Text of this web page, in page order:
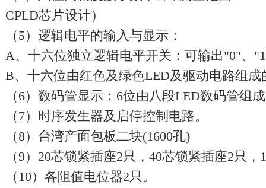
CPLD芯片设计）
（5）逻辑电平的输入与显示：
A、十六位独立逻辑电平开关：可输出"0"、
B、十六位由红色及绿色LED及驱动电路组
（6）数码管显示：6位由八段LED数码管组
（7）时序发生器及启停控制电路。
（8）台湾产面包板二块(1600孔)
（9）20芯锁紧插座2只，40芯锁紧插座2只
（10）各阻值电位器2只。